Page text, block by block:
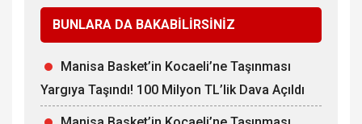
BUNLARA DA BAKABİLİRSİNİZ
Manisa Basket’in Kocaeli’ne Taşınması
Yargıya Taşındı! 100 Milyon TL’lik Dava Açıldı